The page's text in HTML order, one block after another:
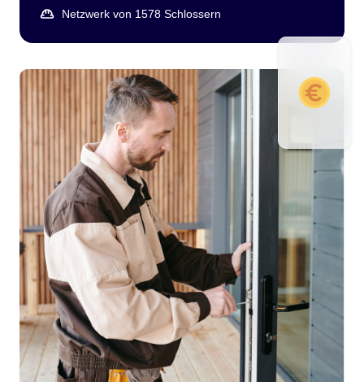
Netzwerk von 1578 Schlossern